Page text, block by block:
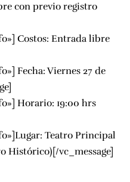
con previo registro
Costos: Entrada libre
Fecha: Viernes 27 de
Horario: 19:00 hrs
Teatro Principal
Histórico)[/vc_message]